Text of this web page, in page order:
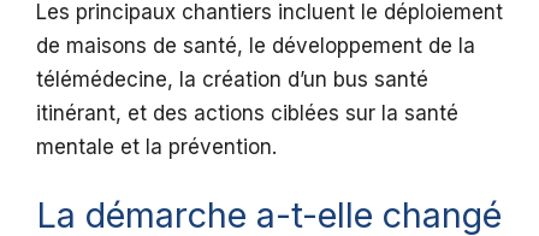
Les principaux chantiers incluent le déploiement
de maisons de santé, le développement de la
télémédecine, la création d’un bus santé
itinérant, et des actions ciblées sur la santé
mentale et la prévention.
La démarche a-t-elle changé